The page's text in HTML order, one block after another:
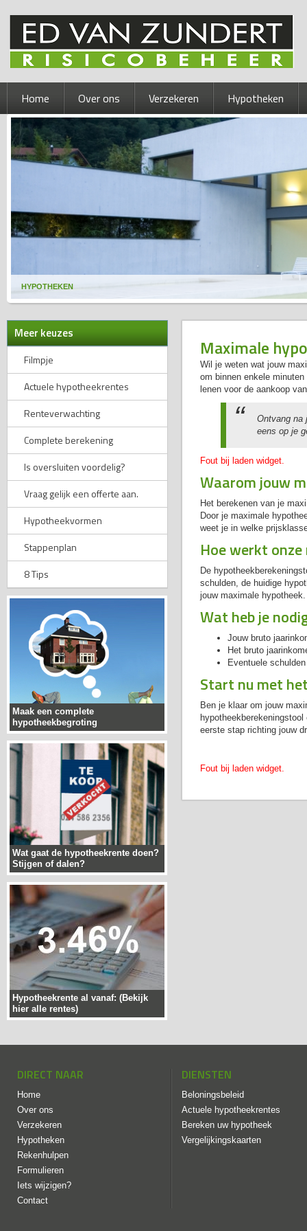
HYPOTHEKEN
Home Over ons Verzekeren Hypotheken
Meer keuzes
Filmpje
Actuele hypotheekrentes
Renteverwachting
Complete berekening
Is oversluiten voordelig?
Vraag gelijk een offerte aan.
Hypotheekvormen
Stappenplan
8 Tips
Maak een complete
hypotheekbegroting
Wat gaat de hypotheekrente doen?
Stijgen of dalen?
Hypotheekrente al vanaf: (Bekijk
hier alle rentes)
Maximale
Wil je weten wat jouw
om binnen enkele
lenen voor de aankoop
Ontvang na
eens op je
Fout bij laden widget.
Waarom jouw
Het berekenen van je
Door je maximale
weet je in welke
Hoe werkt
De
schulden, de huidige
jouw maximale
Wat heb je
Jouw bruto
Het bruto
Eventuele
Start nu met
Ben je klaar om jouw
eerste stap richting jouw
Fout bij laden widget.
DIRECT NAAR
Home
Over ons
Verzekeren
Hypotheken
Rekenhulpen
Formulieren
Iets wijzigen?
Contact
DIENSTEN
Beloningsbeleid
Actuele hypotheekrentes
Bereken uw hypotheek
Vergelijkingskaarten